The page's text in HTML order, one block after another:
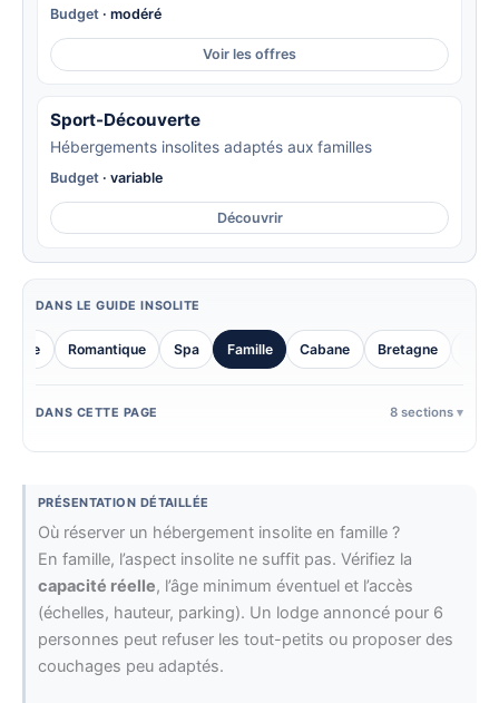
Budget · modéré
Voir les offres
Sport-Découverte
Hébergements insolites adaptés aux familles
Budget · variable
Découvrir
DANS LE GUIDE INSOLITE
Romantique Spa Famille Cabane Bretagne
DANS CETTE PAGE 8 sections
PRÉSENTATION DÉTAILLÉE
Où réserver un hébergement insolite en famille ?
En famille, l’aspect insolite ne suffit pas. Vérifiez la
capacité réelle, l’âge minimum éventuel et l’accès
(échelles, hauteur, parking). Un lodge annoncé pour 6
personnes peut refuser les tout-petits ou proposer des
couchages peu adaptés.